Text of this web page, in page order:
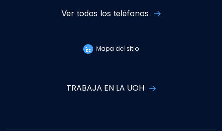
Ver todos los teléfonos
Mapa del sitio
TRABAJA EN LA UOH